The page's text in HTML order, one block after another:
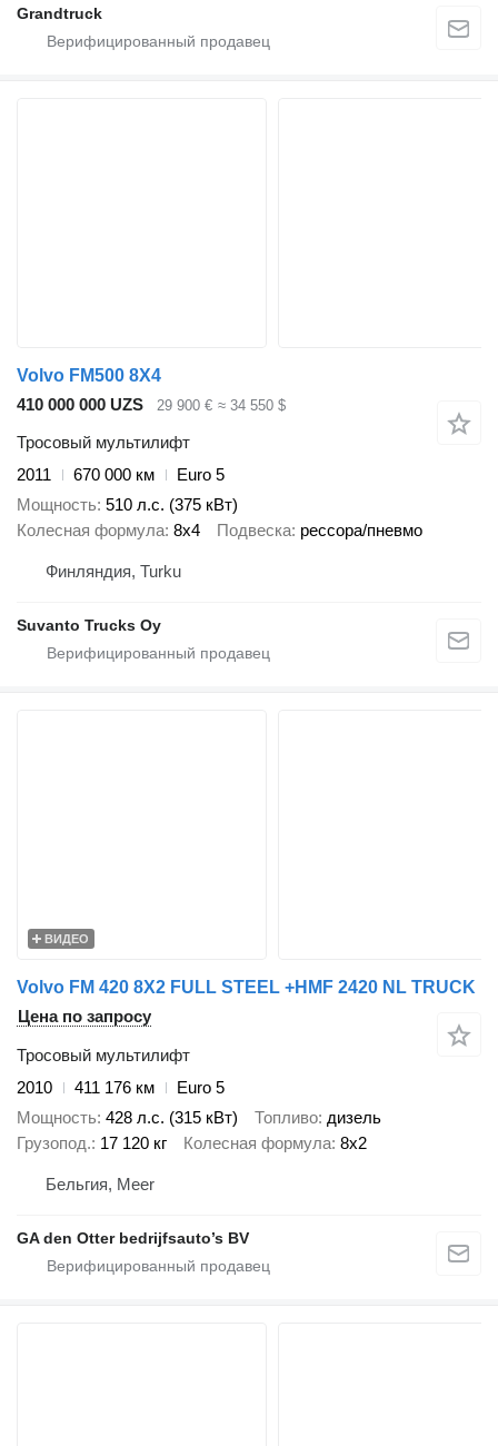
Grandtruck
Volvo FM500 8X4
410 000 000 UZS
29 900 € ≈ 34 550 $
Тросовый мультилифт
2011
670 000 км
Euro 5
Мощность 510 л.с. (375 кВт)
Колесная формула 8x4 Подвеска рессора/пневмо
Финляндия, Turku
Suvanto Trucks Oy
ВИДЕО
Volvo FM 420 8X2 FULL STEEL +HMF 2420 NL TRUCK
Цена по запросу
Тросовый мультилифт
2010
411 176 км
Euro 5
Мощность 428 л.с. (315 кВт) Топливо дизель
Грузопод. 17 120 кг Колесная формула 8x2
Бельгия, Meer
GA den Otter bedrijfsauto’s BV